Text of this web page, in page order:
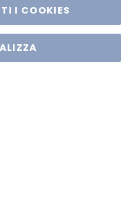
(NA) - C.F. 05834470634 -
I COOKIES